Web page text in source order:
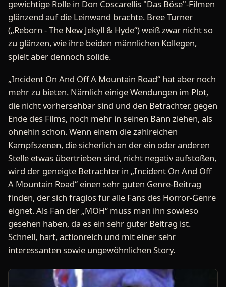
gewichtige Rolle in Don Coscarellis "Das Böse"-Filmen
glänzend auf die Leinwand brachte. Bree Turner
(„Reborn - The New Jekyll & Hyde“) weiß zwar nicht so
zu glänzen, wie ihre beiden männlichen Kollegen,
spielt aber dennoch solide.
„Incident On And Off A Mountain Road“ hat aber noch
mehr zu bieten. Nämlich einige Wendungen im Plot,
die nicht vorhersehbar sind und den Betrachter, gegen
Ende des Films, noch mehr in seinen Bann ziehen, als
ohnehin schon. Wenn einem die zahlreichen
Kampfszenen, die sicherlich an der ein oder anderen
Stelle etwas übertrieben sind, nicht negativ aufstoßen,
wird der geneigte Betrachter in „Incident On And Off
A Mountain Road“ einen sehr guten Genre-Beitrag
finden, der sich fraglos für alle Fans des Horror-Genre
eignet. Als Fan der „MOH“ muss man ihn sowieso
gesehen haben, da es ein sehr guter Beitrag ist.
Schnell, hart, actionreich und mit einer sehr
interessanten sowie ungewöhnlichen Story.